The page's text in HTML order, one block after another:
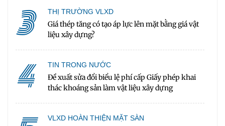
3 THỊ TRƯỜNG VLXD
Giá thép tăng có tạo áp lực lên mặt bằng giá vật
liệu xây dựng?
4 TIN TRONG NƯỚC
Đề xuất sửa đổi biểu lệ phí cấp Giấy phép khai
thác khoáng sản làm vật liệu xây dựng
VLXD HOÀN THIỆN MẶT SÀN